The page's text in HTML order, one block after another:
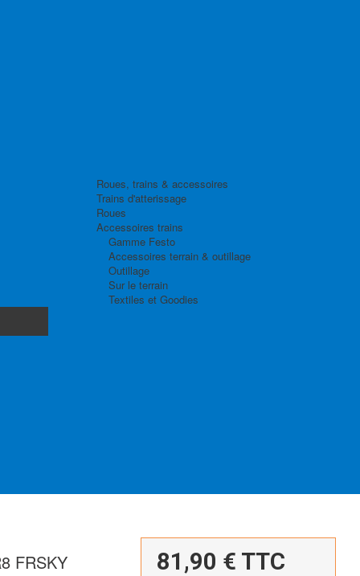
Roues, trains & accessoires
Trains d'atterissage
Roues
Accessoires trains
Gamme Festo
Accessoires terrain & outillage
Outillage
Sur le terrain
Textiles et Goodies
FRSKY 81,90 € TTC